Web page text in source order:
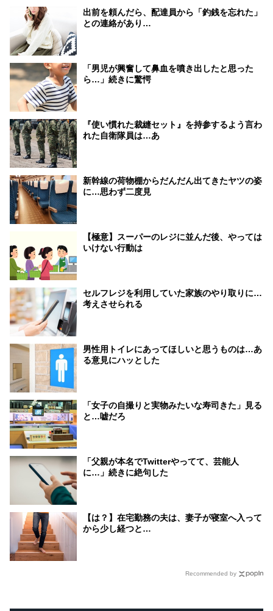
出前を頼んだら、配達員から「釣銭を忘れた」
との連絡があり…
「男児が興奮して鼻血を噴き出したと思った
ら…」続きに驚愕
『使い慣れた裁縫セット』を持参するよう言わ
れた自衛隊員は…あ
新幹線の荷物棚からだんだん出てきたヤツの姿
に…思わず二度見
【極意】スーパーのレジに並んだ後、やっては
いけない行動は
セルフレジを利用していた家族のやり取りに…
考えさせられる
男性用トイレにあってほしいと思うものは…あ
る意見にハッとした
「女子の自撮りと実物みたいな寿司きた」見る
と…嘘だろ
「父親が本名でTwitterやってて、芸能人
に…」続きに絶句した
【は？】在宅勤務の夫は、妻子が寝室へ入って
から少し経つと…
Recommended by